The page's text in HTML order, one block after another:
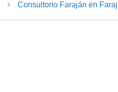
Consultorio Faraján en